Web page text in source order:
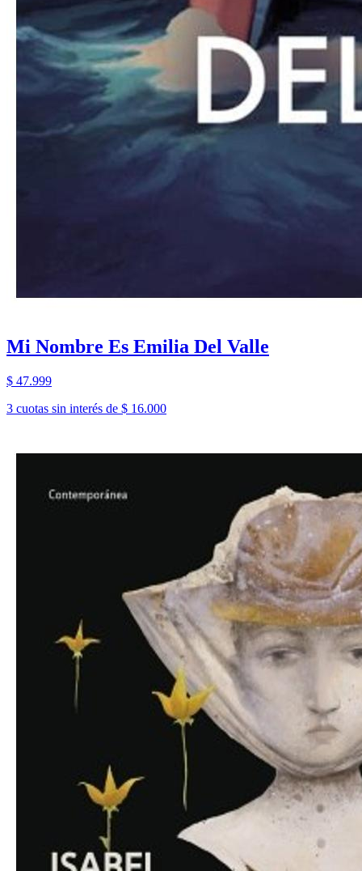
Mi Nombre Es Emilia Del Valle
$ 47.999
3 cuotas sin interés de $ 16.000